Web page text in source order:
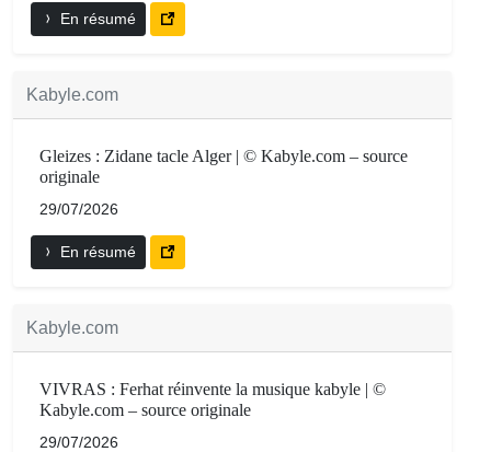
En résumé
Kabyle.com
Gleizes : Zidane tacle Alger | © Kabyle.com – source
originale
29/07/2026
En résumé
Kabyle.com
VIVRAS : Ferhat réinvente la musique kabyle | ©
Kabyle.com – source originale
29/07/2026